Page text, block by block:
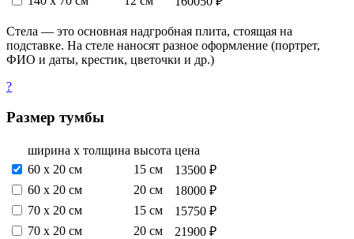
Стела — это основная надгробная плита, стоящая на
подставке. На стеле наносят разное оформление (портрет,
ФИО и даты, крестик, цветочки и др.)
?
Размер тумбы
ширина х толщина высота цена
60 х 20 см
15 см
13500 ₽
60 х 20 см
20 см
18000 ₽
70 х 20 см
15 см
15750 ₽
70 х 20 см
20 см
21900 ₽